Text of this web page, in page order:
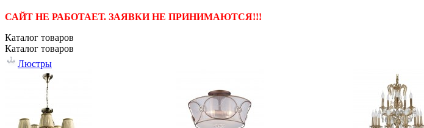
САЙТ НЕ РАБОТАЕТ. ЗАЯВКИ НЕ ПРИНИМАЮТСЯ!!!
Каталог товаров
Каталог товаров
Люстры